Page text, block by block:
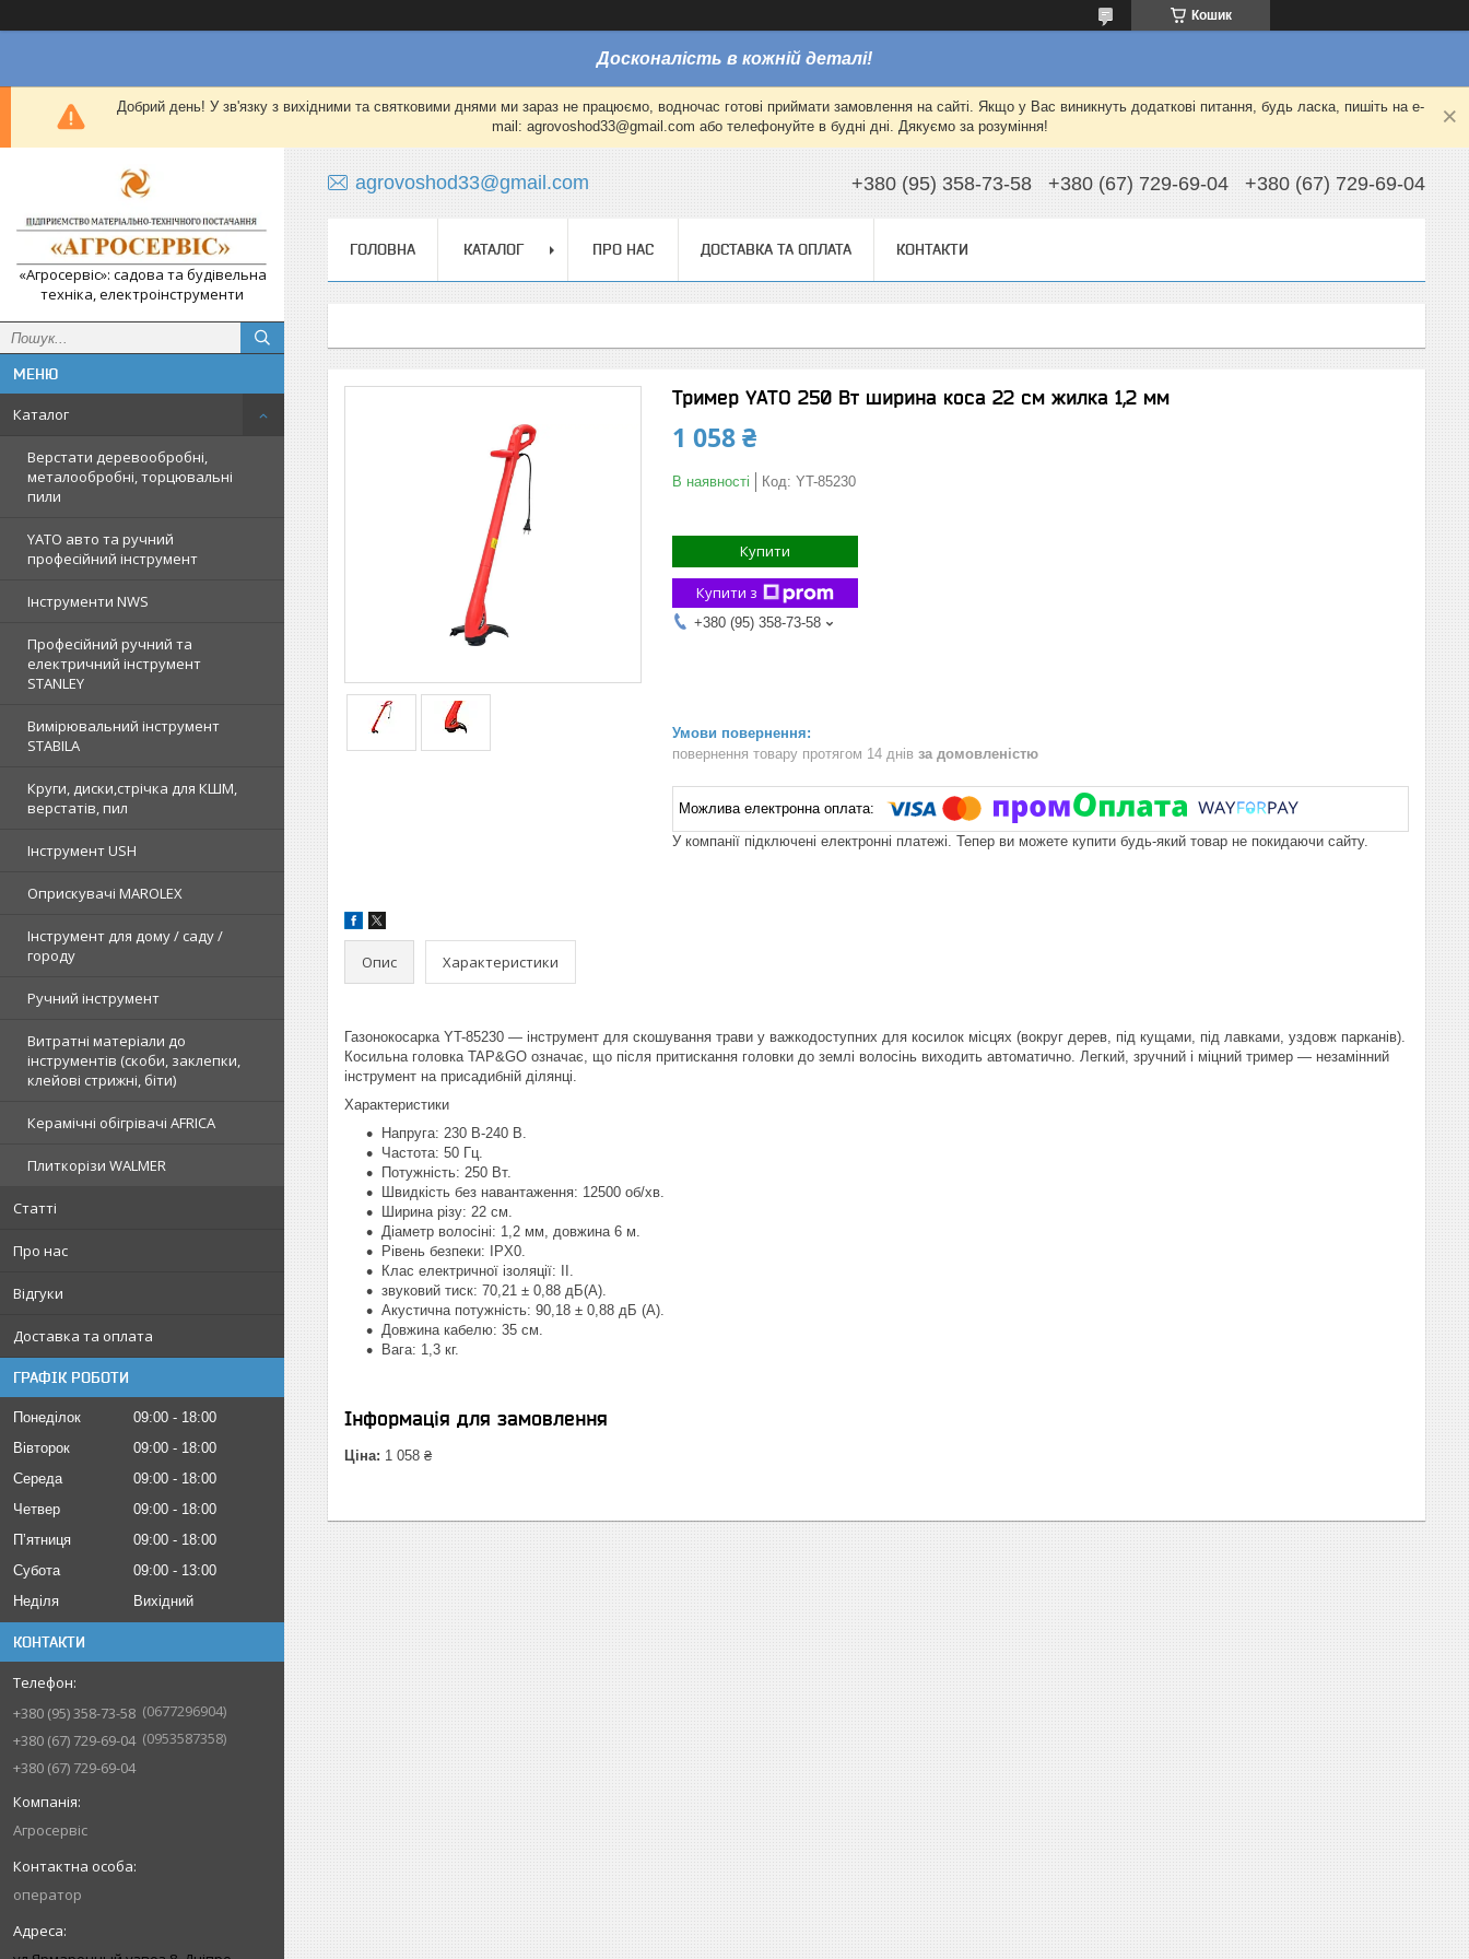
Кошик
Досконалість в кожній деталі!
Добрий день! У зв'язку з вихідними та святковими днями ми зараз не працюємо, водночас готові приймати замовлення на сайті. Якщо у Вас виникнуть додаткові питання, будь ласка, пишіть на e-
mail: agrovoshod33@gmail.com або телефонуйте в будні дні. Дякуємо за розуміння!
«Агросервіс»: садова та будівельна
техніка, електроінструменти
Каталог
Верстати деревообробні,
металообробні, торцювальні
пили
YATO авто та ручний
професійний інструмент
Інструменти NWS
Професійний ручний та
електричний інструмент
STANLEY
Вимірювальний інструмент
STABILA
Круги, диски,стрічка для КШМ,
верстатів, пил
Інструмент USH
Оприскувачі MAROLEX
Інструмент для дому / саду /
городу
Ручний інструмент
Витратні матеріали до
інструментів (скоби, заклепки,
клейові стрижні, біти)
Керамічні обігрівачі AFRICA
Плиткорізи WALMER
Статті
Про нас
Відгуки
Доставка та оплата
ГРАФІК РОБОТИ
Понеділок 09:00
18:00
Вівторок
09:00
18:00
Середа
09:00
18:00
Четвер
09:00
18:00
Пʼятниця
09:00
18:00
Субота
09:00
13:00
Неділя
Вихідний
КОНТАКТИ
+380 (95) 358-73-58
0677296904
+380 (67) 729-69-04
0953587358
+380 (67) 729-69-04
Агросервіс
оператор
agrovoshod33@gmail.com +380 (95) 358-73-58 +380 (67) 729-69-04 +380 (67) 729-69-04
ГОЛОВНА КАТАЛОГ ПРО НАС ДОСТАВКА ТА ОПЛАТА КОНТАКТИ
Тример YATO 250 Вт ширина коса 22 см жилка 1,2 мм
1 058 ₴
В наявності Код: YT-85230
Купити
Купити з
+380 (95) 358-73-58
повернення товару протягом 14 днів за домовленістю
У компанії підключені електронні платежі. Тепер ви можете купити будь-який товар не покидаючи сайту.
Опис Характеристики
Газонокосарка YT-85230 — інструмент для скошування трави у важкодоступних для косилок місцях (вокруг дерев, під кущами, під лавками, уздовж парканів).
Косильна головка TAP&GO означає, що після притискання головки до землі волосінь виходить автоматично. Легкий, зручний і міцний тример — незамінний
інструмент на присадибній ділянці.
Характеристики
Напруга: 230 В-240 В.
Частота: 50 Гц.
Потужність: 250 Вт.
Швидкість без навантаження: 12500 об/хв.
Ширина різу: 22 см.
Діаметр волосіні: 1,2 мм, довжина 6 м.
Рівень безпеки: IPX0.
Клас електричної ізоляції: II.
звуковий тиск: 70,21 ± 0,88 дБ(А).
Акустична потужність: 90,18 ± 0,88 дБ (А).
Довжина кабелю: 35 см.
Вага: 1,3 кг.
Інформація для замовлення
Ціна: 1 058 ₴